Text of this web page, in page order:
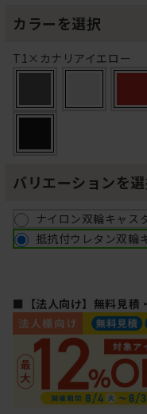
カラーを選択
T1×カナリアイエロー
バリエーションを
ナイロン双輪キャス
抵抗付ウレタン双輪
■【法人向け】無料見積